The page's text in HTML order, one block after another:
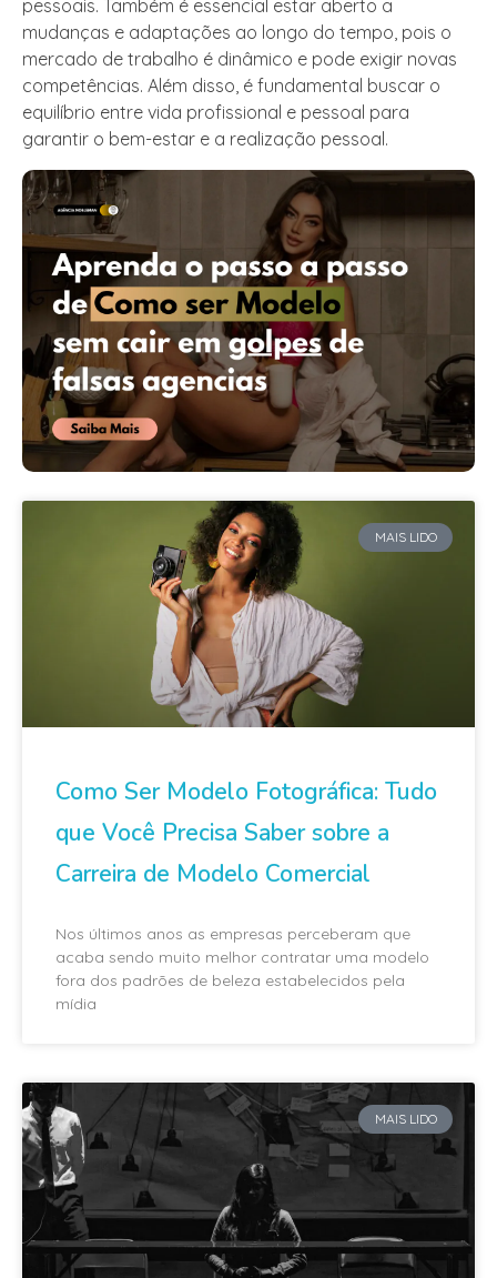
pessoais. Também é essencial estar aberto a
mudanças e adaptações ao longo do tempo, pois o
mercado de trabalho é dinâmico e pode exigir novas
competências. Além disso, é fundamental buscar o
equilíbrio entre vida profissional e pessoal para
garantir o bem-estar e a realização pessoal.
MAIS LIDO
Como Ser Modelo Fotográfica: Tudo
que Você Precisa Saber sobre a
Carreira de Modelo Comercial
Nos últimos anos as empresas perceberam que
acaba sendo muito melhor contratar uma modelo
fora dos padrões de beleza estabelecidos pela
mídia
MAIS LIDO